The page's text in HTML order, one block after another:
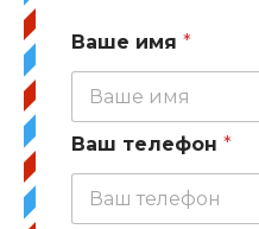
Ваше имя *
Ваш телефон *